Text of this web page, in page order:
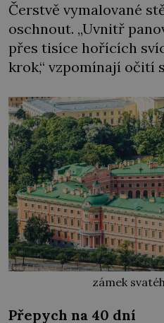
Čerstvě vymalované
oschnout. „Uvnitř
přes tisíce hořících
krok,“ vzpomínají očití
zámek
Přepych na 40 dní